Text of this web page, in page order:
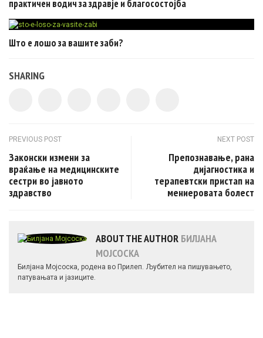
практичен водич за здравје и благосостојба
Што е лошо за вашите заби?
SHARING
Post navigation
PREVIOUS POST
Законски измени за
враќање на медицинските
сестри во јавното
здравство
NEXT POST
Препознавање, рана
дијагностика и
терапевтски пристап на
мениеровата болест
ABOUT THE AUTHOR БИЛЈАНА
МОЈСОСКА
Билјана Мојсоска, родена во Прилеп. Љубител на пишувањето,
патувањата и јазиците.